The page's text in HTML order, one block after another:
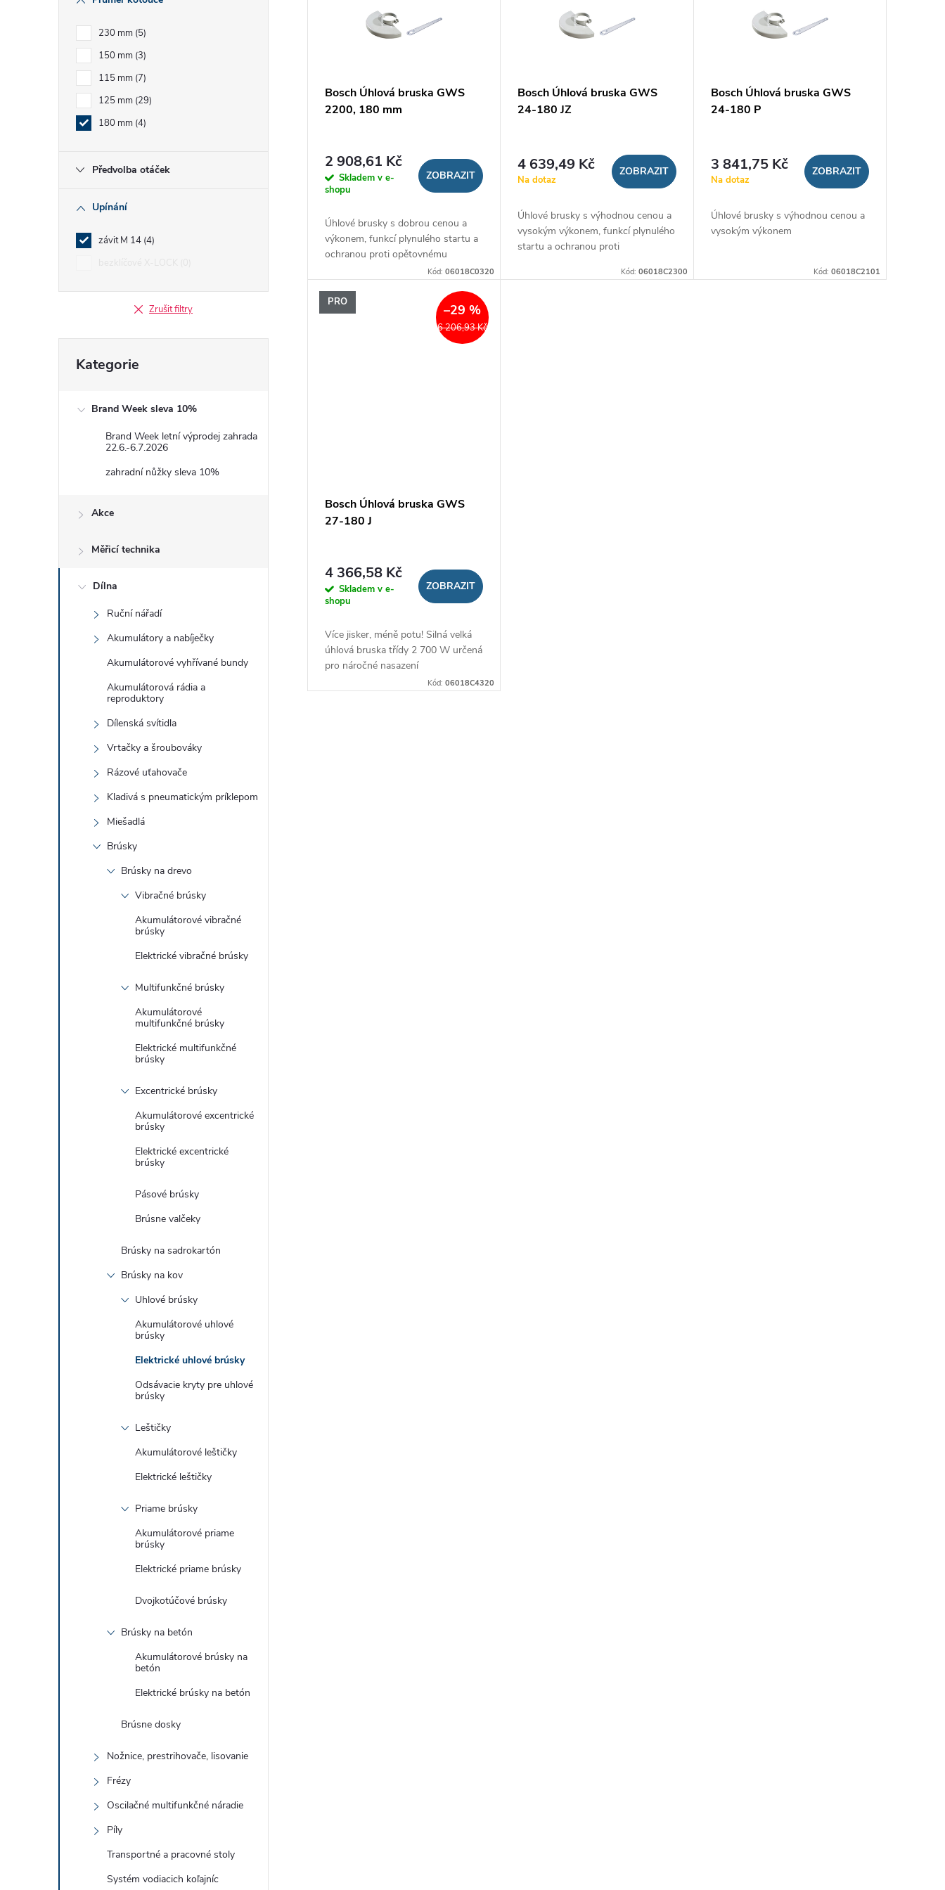
230 mm 5
150 mm 3
115 mm 7
125 mm 29
180 mm 4
Předvolba otáček
Upínání
závit M 14 4
Zrušit filtry
kategorie
Kategorie
Brand Week sleva 10%
Brand Week letní výprodej zahrada
22.6.-6.7.2026
zahradní nůžky sleva 10%
Akce
Měřicí technika
Dílna
Ruční nářadí
Akumulátory a nabíječky
Akumulátorové vyhřívané bundy
Akumulátorová rádia a
reproduktory
Dílenská svítidla
Vrtačky a šroubováky
Rázové uťahovače
Kladivá s pneumatickým príklepom
Miešadlá
Brúsky
Brúsky na drevo
Vibračné brúsky
Akumulátorové vibračné
brúsky
Elektrické vibračné brúsky
Multifunkčné brúsky
Akumulátorové
multifunkčné brúsky
Elektrické multifunkčné
brúsky
Excentrické brúsky
Akumulátorové excentrické
brúsky
Elektrické excentrické
brúsky
Pásové brúsky
Brúsne valčeky
Brúsky na sadrokartón
Brúsky na kov
Uhlové brúsky
Akumulátorové uhlové
brúsky
Elektrické uhlové brúsky
Odsávacie kryty pre uhlové
brúsky
Leštičky
Akumulátorové leštičky
Elektrické leštičky
Priame brúsky
Akumulátorové priame
brúsky
Elektrické priame brúsky
Dvojkotúčové brúsky
Brúsky na betón
Akumulátorové brúsky na
betón
Elektrické brúsky na betón
Brúsne dosky
Nožnice, prestrihovače, lisovanie
Frézy
Oscilačné multifunkčné náradie
Píly
Transportné a pracovné stoly
Systém vodiacich koľajníc
t
ů
Bosch Úhlová bruska GWS
2200, 180 mm
2 908,61 Kč
Skladem v e-
shopu
ZOBRAZIT
Úhlové brusky s dobrou cenou a
výkonem, funkcí plynulého startu a
ochranou proti opětovnému
Kód:06018C0320
Bosch Úhlová bruska GWS
24-180 JZ
4 639,49 Kč
Na dotaz
ZOBRAZIT
Úhlové brusky s výhodnou cenou a
vysokým výkonem, funkcí plynulého
startu a ochranou proti
Kód: 06018C2300
Bosch Úhlová bruska GWS
24-180 P
3 841,75 Kč
Na dotaz
ZOBRAZIT
Úhlové brusky s výhodnou cenou a
vysokým výkonem
Kód: 06018C2101
PRO
6 206,93 Kč
–29 %
Bosch Úhlová bruska GWS
27-180 J
4 366,58 Kč
Skladem v e-
shopu
ZOBRAZIT
Více jisker, méně potu! Silná velká
úhlová bruska třídy 2 700 W určená
pro náročné nasazení
Kód:06018C4320